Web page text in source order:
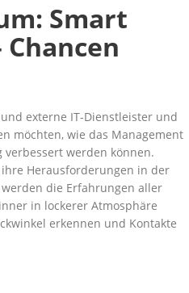
Smart
externe IT-Dienstleister und
möchten, wie das Management
werden können.
Herausforderungen in der
die Erfahrungen aller
in lockerer Atmosphäre
erkennen und Kontakte